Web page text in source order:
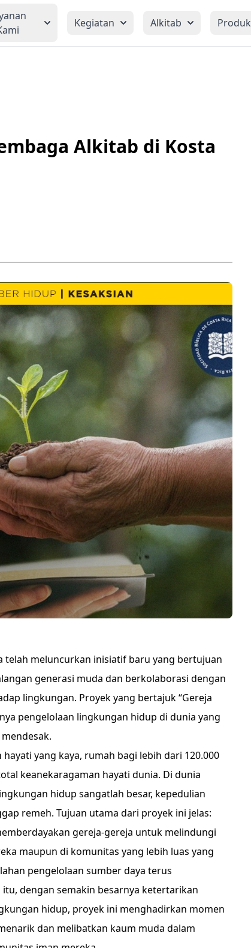
Kegiatan Alkitab Produk
Alkitab di Kosta
telah meluncurkan inisiatif baru yang bertujuan
generasi muda dan berkolaborasi dengan
lingkungan. Proyek yang bertajuk “Gereja
pengelolaan lingkungan hidup di dunia yang
yang kaya, rumah bagi lebih dari 120.000
keanekaragaman hayati dunia. Di dunia
hidup sangatlah besar, kepedulian
remeh. Tujuan utama dari proyek ini jelas:
gereja-gereja untuk melindungi
maupun di komunitas yang lebih luas yang
pengelolaan sumber daya terus
dengan semakin besarnya ketertarikan
hidup, proyek ini menghadirkan momen
dan melibatkan kaum muda dalam